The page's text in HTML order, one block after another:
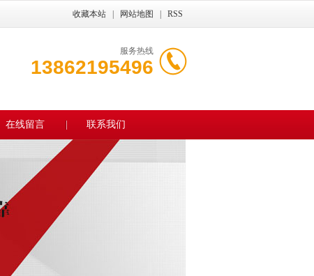
收藏本站 网站地图 RSS
服务热线
13862195496
在线留言 联系我们